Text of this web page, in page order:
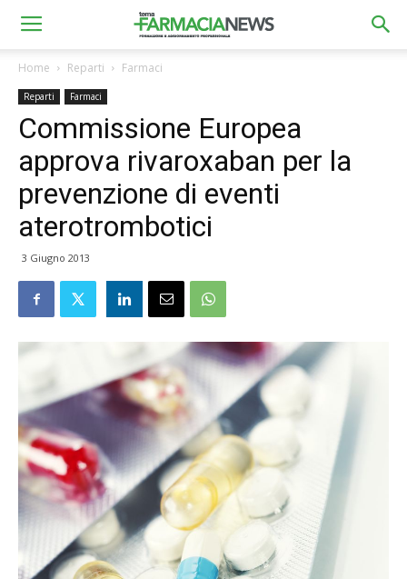
Home Reparti Farmaci
Reparti Farmaci
Commissione Europea
approva rivaroxaban per la
prevenzione di eventi
aterotrombotici
3 Giugno 2013